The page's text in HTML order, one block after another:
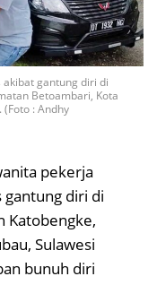
akibat gantung diri di
Betoambari, Kota
: Andhy
pekerja
diri di
Katobengke,
Sulawesi
bunuh diri